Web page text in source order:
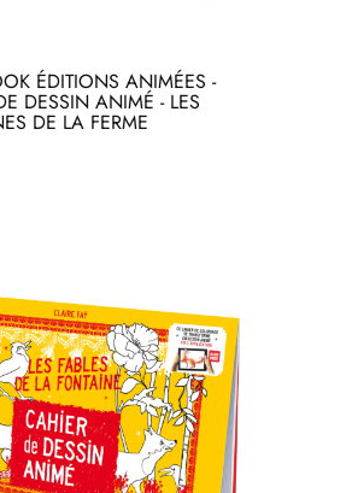
ÉDITIONS ANIMÉES -
DESSIN ANIMÉ - LES
DE LA FERME